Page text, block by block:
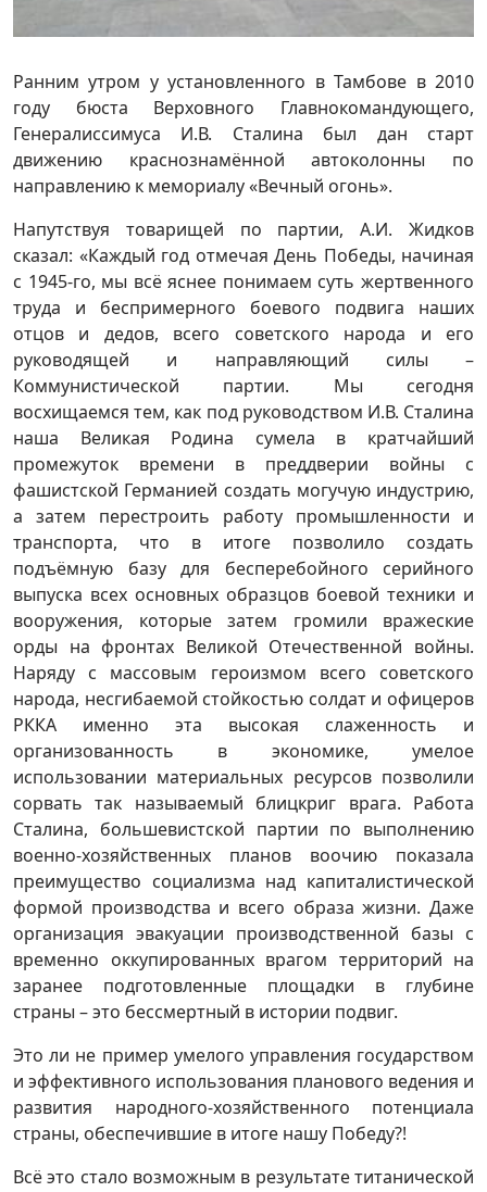
Ранним утром у установленного в Тамбове в 2010
году бюста Верховного Главнокомандующего,
Генералиссимуса И.В. Сталина был дан старт
движению краснознамённой автоколонны по
направлению к мемориалу «Вечный огонь».
Напутствуя товарищей по партии, А.И. Жидков
сказал: «Каждый год отмечая День Победы, начиная
с 1945-го, мы всё яснее понимаем суть жертвенного
труда и беспримерного боевого подвига наших
отцов и дедов, всего советского народа и его
руководящей и направляющий силы –
Коммунистической партии. Мы сегодня
восхищаемся тем, как под руководством И.В. Сталина
наша Великая Родина сумела в кратчайший
промежуток времени в преддверии войны с
фашистской Германией создать могучую индустрию,
а затем перестроить работу промышленности и
транспорта, что в итоге позволило создать
подъёмную базу для бесперебойного серийного
выпуска всех основных образцов боевой техники и
вооружения, которые затем громили вражеские
орды на фронтах Великой Отечественной войны.
Наряду с массовым героизмом всего советского
народа, несгибаемой стойкостью солдат и офицеров
РККА именно эта высокая слаженность и
организованность в экономике, умелое
использовании материальных ресурсов позволили
сорвать так называемый блицкриг врага. Работа
Сталина, большевистской партии по выполнению
военно-хозяйственных планов воочию показала
преимущество социализма над капиталистической
формой производства и всего образа жизни. Даже
организация эвакуации производственной базы с
временно оккупированных врагом территорий на
заранее подготовленные площадки в глубине
страны – это бессмертный в истории подвиг.
Это ли не пример умелого управления государством
и эффективного использования планового ведения и
развития народного-хозяйственного потенциала
страны, обеспечившие в итоге нашу Победу?!
Всё это стало возможным в результате титанической